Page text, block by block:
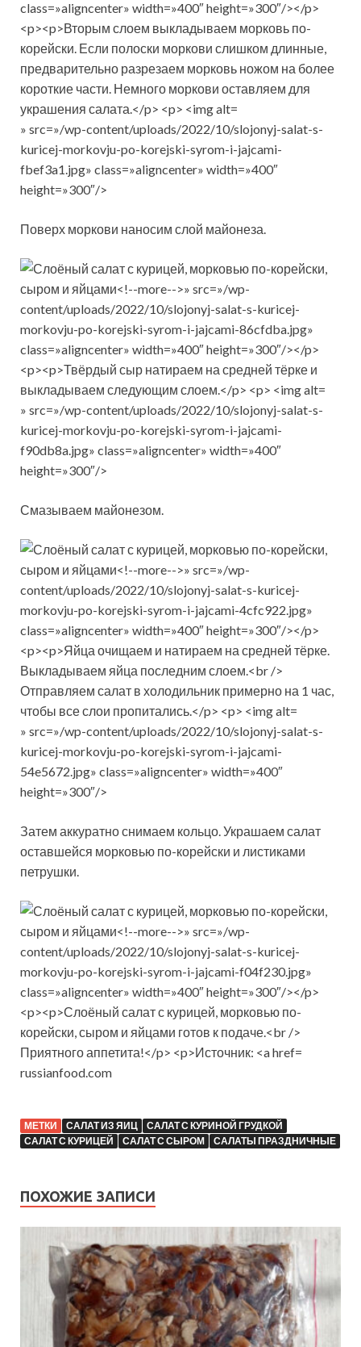
» src=»/wp-content/uploads/2022/10/slojonyj-salat-s-
kuricej-morkovju-po-korejski-syrom-i-jajcami-
fbef3a1.jpg» class=»aligncenter» width=»400″
height=»300″/>
Поверх моркови наносим слой майонеза.
» src=»/wp-content/uploads/2022/10/slojonyj-salat-s-
kuricej-morkovju-po-korejski-syrom-i-jajcami-
f90db8a.jpg» class=»aligncenter» width=»400″
height=»300″/>
Смазываем майонезом.
» src=»/wp-content/uploads/2022/10/slojonyj-salat-s-
kuricej-morkovju-po-korejski-syrom-i-jajcami-
54e5672.jpg» class=»aligncenter» width=»400″
height=»300″/>
Затем аккуратно снимаем кольцо. Украшаем салат
оставшейся морковью по-корейски и листиками
петрушки.
russianfood.com
МЕТКИ САЛАТ ИЗ ЯИЦ
САЛАТ С КУРИНОЙ ГРУДКОЙ
САЛАТ С КУРИЦЕЙ
САЛАТ С СЫРОМ САЛАТЫ ПРАЗДНИЧНЫЕ
ПОХОЖИЕ ЗАПИСИ